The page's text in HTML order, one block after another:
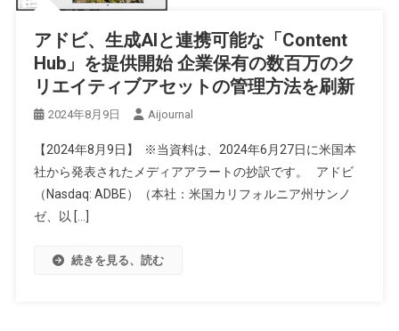
アドビ、生成AIと連携可能な「Content
Hub」を提供開始 企業保有の数百万のク
リエイティブアセットの管理方法を刷新
2024年8月9日 Aijournal
【2024年8月9日】 ※当資料は、2024年6月27日に米国本
社から発表されたメディアアラートの抄訳です。 アドビ
（Nasdaq: ADBE）（本社：米国カリフォルニア州サンノ
ゼ、以 […]
続きを見る、読む